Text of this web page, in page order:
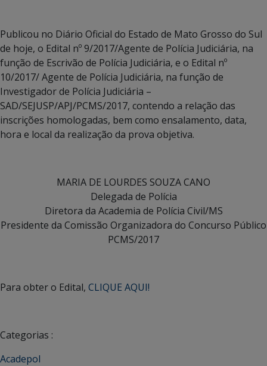
Publicou no Diário Oficial do Estado de Mato Grosso do Sul
de hoje, o Edital nº 9/2017/Agente de Polícia Judiciária, na
função de Escrivão de Polícia Judiciária, e o Edital nº
10/2017/ Agente de Polícia Judiciária, na função de
Investigador de Polícia Judiciária –
SAD/SEJUSP/APJ/PCMS/2017, contendo a relação das
inscrições homologadas, bem como ensalamento, data,
hora e local da realização da prova objetiva.
MARIA DE LOURDES SOUZA CANO
Delegada de Polícia
Diretora da Academia de Polícia Civil/MS
Presidente da Comissão Organizadora do Concurso Público
PCMS/2017
Para obter o Edital, CLIQUE AQUI!
Categorias :
Acadepol